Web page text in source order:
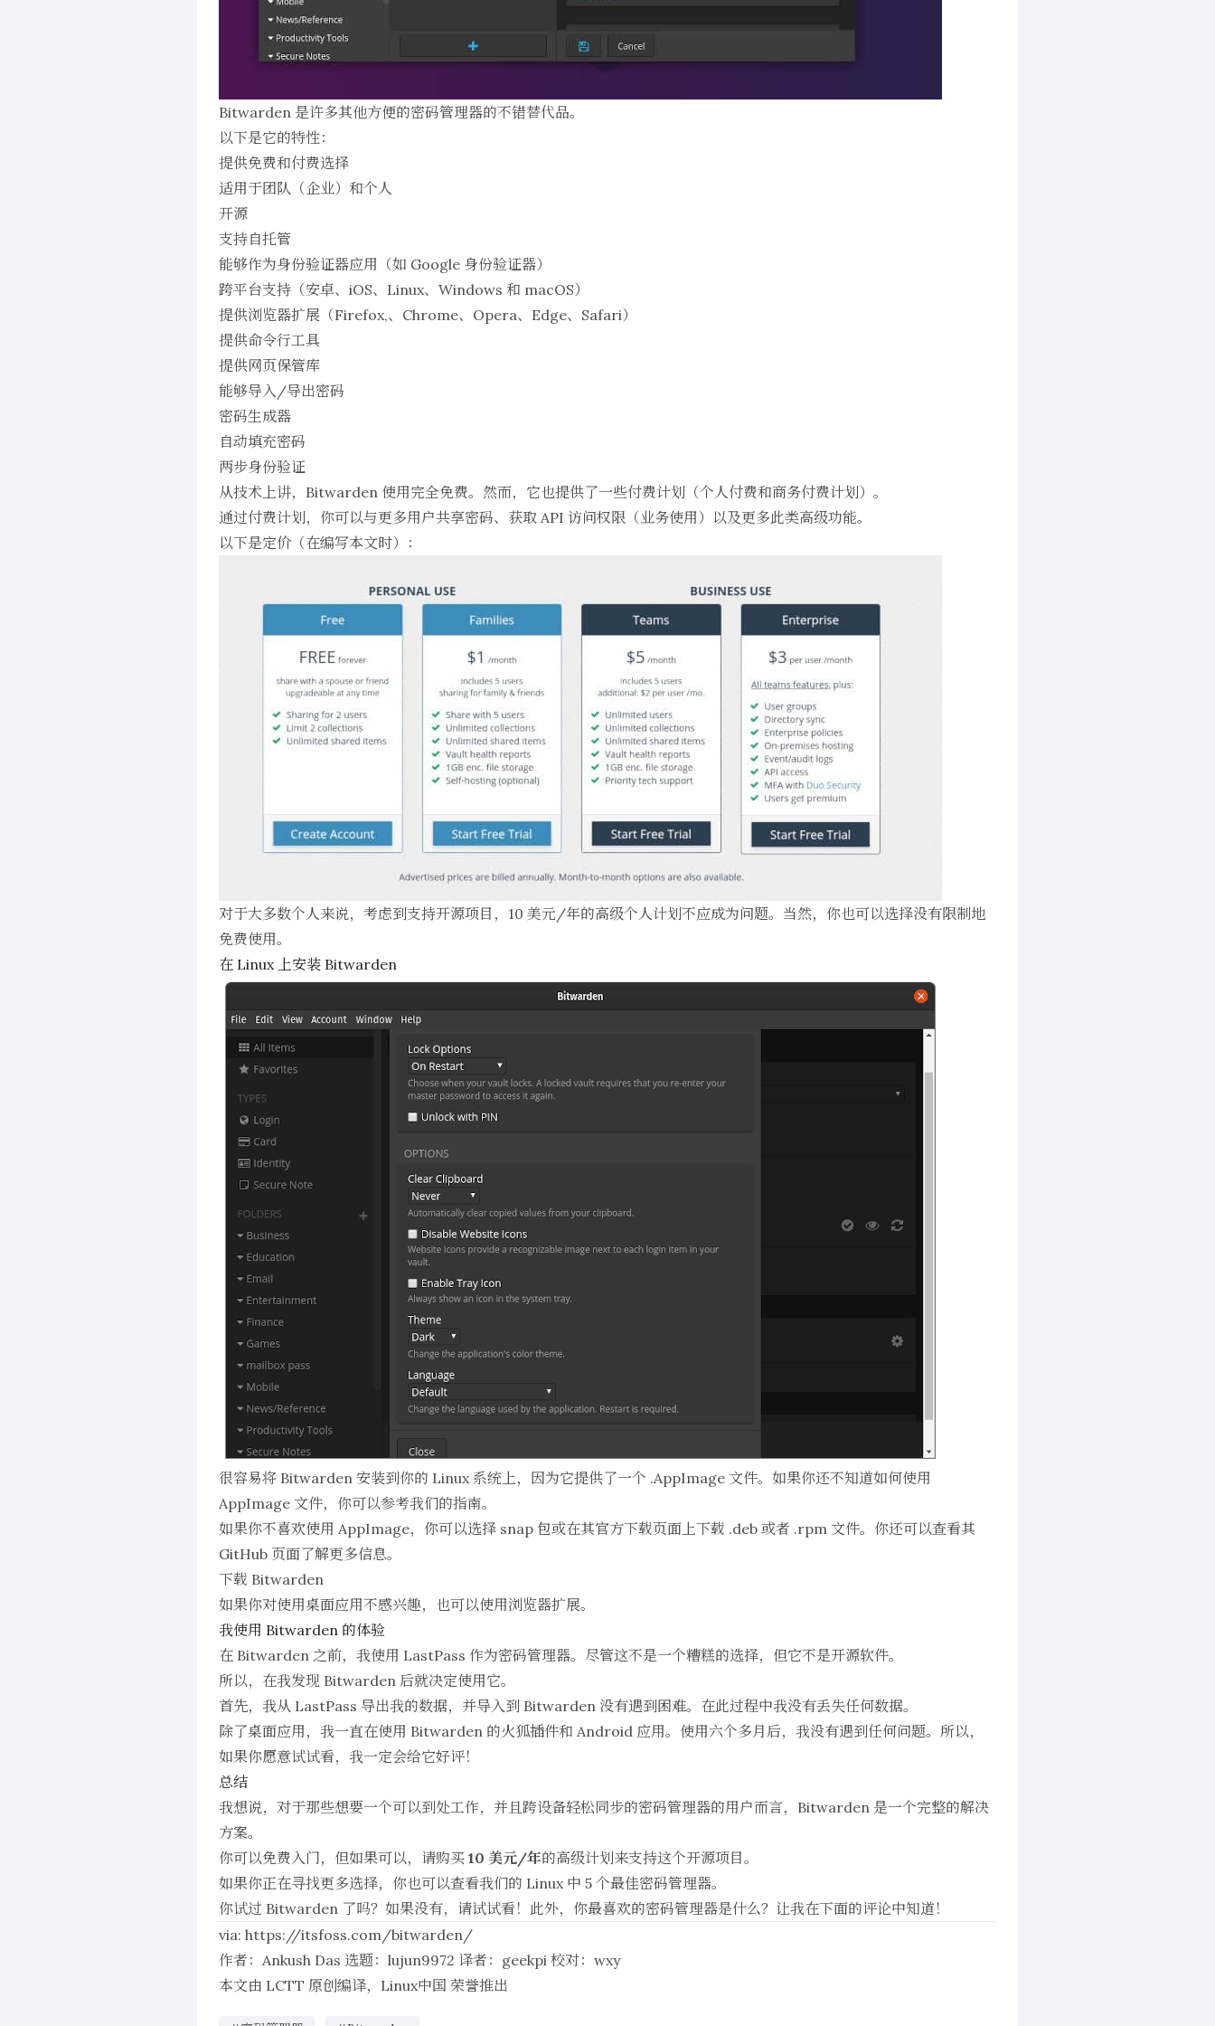
Bitwarden 是许多其他方便的密码管理器的不错替代品。
以下是它的特性：
提供免费和付费选择
适用于团队（企业）和个人
开源
支持自托管
能够作为身份验证器应用（如 Google 身份验证器）
跨平台支持（安卓、iOS、Linux、Windows 和 macOS）
提供浏览器扩展（Firefox,、Chrome、Opera、Edge、Safari）
提供命令行工具
提供网页保管库
能够导入/导出密码
密码生成器
自动填充密码
两步身份验证
从技术上讲，Bitwarden 使用完全免费。然而，它也提供了一些付费计划（个人付费和商务付费计划）。
通过付费计划，你可以与更多用户共享密码、获取 API 访问权限（业务使用）以及更多此类高级功能。
以下是定价（在编写本文时）：
对于大多数个人来说，考虑到支持开源项目，10 美元/年的高级个人计划不应成为问题。当然，你也可以选择没有限制地
免费使用。
在 Linux 上安装 Bitwarden
很容易将 Bitwarden 安装到你的 Linux 系统上，因为它提供了一个 .AppImage 文件。如果你还不知道如何使用
AppImage 文件，你可以参考我们的指南。
如果你不喜欢使用 AppImage，你可以选择 snap 包或在其官方下载页面 上下载 .deb 或者 .rpm 文件。你还可以查看其
GitHub 页面了解更多信息。
下载 Bitwarden
如果你对使用桌面应用不感兴趣，也可以使用浏览器扩展。
我使用 Bitwarden 的体验
在 Bitwarden 之前，我使用 LastPass 作为密码管理器。尽管这不是一个糟糕的选择，但它不是开源软件。
所以，在我发现 Bitwarden 后就决定使用它。
首先，我从 LastPass 导出我的数据，并导入到 Bitwarden 没有遇到困难。在此过程中我没有丢失任何数据。
除了桌面应用，我一直在使用 Bitwarden 的火狐插件和 Android 应用。使用六个多月后，我没有遇到任何问题。所以，
如果你愿意试试看，我一定会给它好评！
总结
我想说，对于那些想要一个可以到处工作，并且跨设备轻松同步的密码管理器的用户而言，Bitwarden 是一个完整的解决
方案。
你可以免费入门，但如果可以，请购买 10 美元/年的高级计划来支持这个开源项目。
如果你正在寻找更多选择，你也可以查看我们的 Linux 中 5 个最佳密码管理器。
你试过 Bitwarden 了吗？如果没有，请试试看！此外，你最喜欢的密码管理器是什么？让我在下面的评论中知道！
via: https://itsfoss.com/bitwarden/
作者： Ankush Das 选题： lujun9972 译者： geekpi 校对： wxy
本文由 LCTT 原创编译， Linux中国 荣誉推出